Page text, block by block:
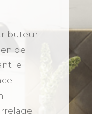
de
le